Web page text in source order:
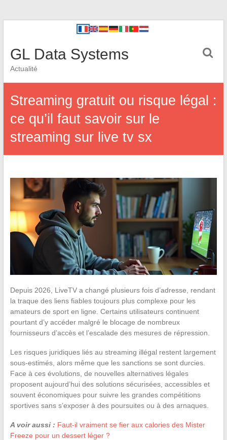
GL Data Systems
Actualité
Streaming gratuit ou risque légal :
ce qu’il faut savoir sur le
streaming sur live tv sx
Depuis 2026, LiveTV a changé plusieurs fois d’adresse, rendant
la traque des liens fiables toujours plus complexe pour les
amateurs de sport en ligne. Certains utilisateurs continuent
pourtant d’y accéder malgré le blocage de nombreux
fournisseurs d’accès et l’escalade des mesures de répression.
Les risques juridiques liés au streaming illégal restent largement
sous-estimés, alors même que les sanctions se sont durcies.
Face à ces évolutions, de nouvelles alternatives légales
proposent aujourd’hui des solutions sécurisées, accessibles et
souvent économiques pour suivre les grandes compétitions
sportives sans s’exposer à des poursuites ou à des arnaques.
A voir aussi : Faut-il vraiment se fier aux calories des Mister
Freeze pour un dessert léger ?